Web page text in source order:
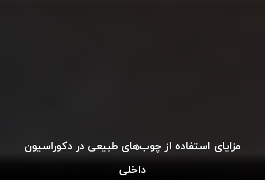
مزایای استفاده از چوب‌های طبیعی در دکوراسیون
داخلی